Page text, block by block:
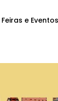
Feiras e Eventos